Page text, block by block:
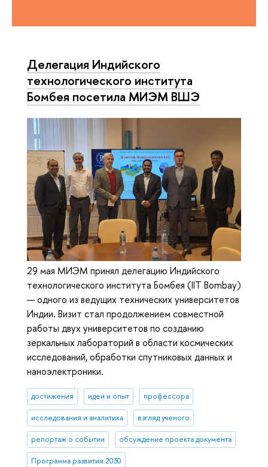
Делегация Индийского
технологического института
Бомбея посетила МИЭМ ВШЭ
29 мая МИЭМ принял делегацию Индийского
технологического института Бомбея (IIT Bombay)
— одного из ведущих технических университетов
Индии. Визит стал продолжением совместной
работы двух университетов по созданию
зеркальных лабораторий в области космических
исследований, обработки спутниковых данных и
наноэлектроники.
достижения идеи и опыт профессора
исследования и аналитика взгляд ученого
репортаж о событии обсуждение проекта документа
Программа развития 2030